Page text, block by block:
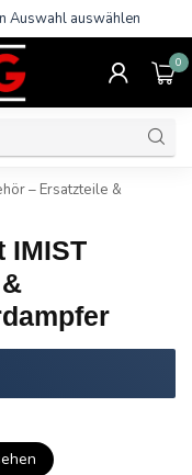
Auswahl auswählen
0
– Ersatzteile &
IMIST